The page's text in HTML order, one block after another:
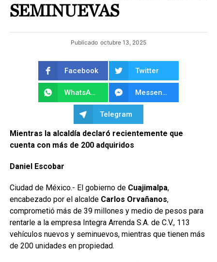
SEMINUEVAS
Publicado octubre 13, 2025
Facebook Twitter
WhatsApp Messenger
Telegram
Mientras la alcaldía declaró recientemente que
cuenta con más de 200 adquiridos
Daniel Escobar
Ciudad de México.- El gobierno de Cuajimalpa,
encabezado por el alcalde Carlos Orvañanos,
comprometió más de 39 millones y medio de pesos para
rentarle a la empresa Integra Arrenda S.A. de C.V., 113
vehículos nuevos y seminuevos, mientras que tienen más
de 200 unidades en propiedad.